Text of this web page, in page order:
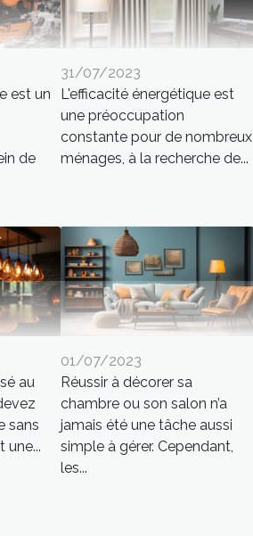
est un
de
31/07/2023
L'efficacité énergétique est
une préoccupation
constante pour de nombreux
ménages, à la recherche de...
au
sans
une...
01/07/2023
Réussir à décorer sa
chambre ou son salon n’a
jamais été une tâche aussi
simple à gérer. Cependant,
les...